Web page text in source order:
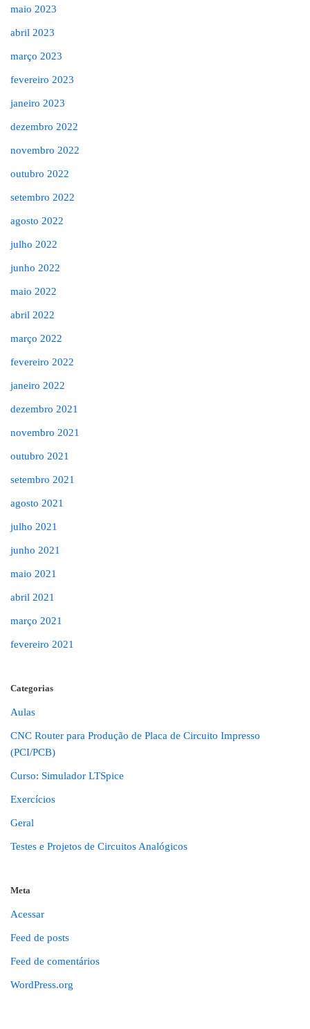
maio 2023
abril 2023
março 2023
fevereiro 2023
janeiro 2023
dezembro 2022
novembro 2022
outubro 2022
setembro 2022
agosto 2022
julho 2022
junho 2022
maio 2022
abril 2022
março 2022
fevereiro 2022
janeiro 2022
dezembro 2021
novembro 2021
outubro 2021
setembro 2021
agosto 2021
julho 2021
junho 2021
maio 2021
abril 2021
março 2021
fevereiro 2021
Categorias
Aulas
CNC Router para Produção de Placa de Circuito Impresso
(PCI/PCB)
Curso: Simulador LTSpice
Exercícios
Geral
Testes e Projetos de Circuitos Analógicos
Meta
Acessar
Feed de posts
Feed de comentários
WordPress.org